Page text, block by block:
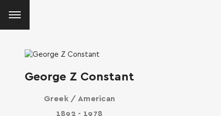
George Z Constant
Greek / American
1892 - 1978